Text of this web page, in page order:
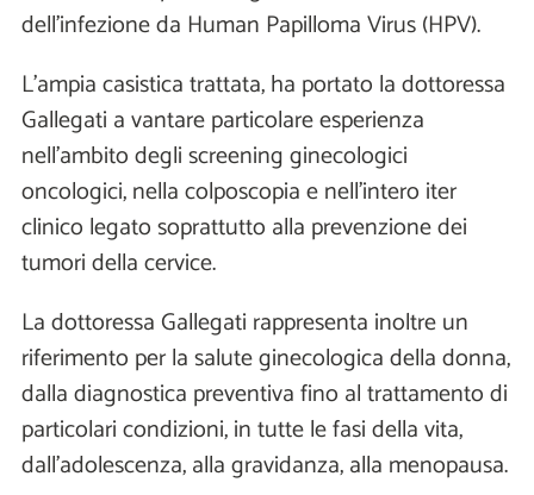
dell’infezione da Human Papilloma Virus (HPV).
L’ampia casistica trattata, ha portato la dottoressa
Gallegati a vantare particolare esperienza
nell’ambito degli screening ginecologici
oncologici, nella colposcopia e nell’intero iter
clinico legato soprattutto alla prevenzione dei
tumori della cervice.
La dottoressa Gallegati rappresenta inoltre un
riferimento per la salute ginecologica della donna,
dalla diagnostica preventiva fino al trattamento di
particolari condizioni, in tutte le fasi della vita,
dall’adolescenza, alla gravidanza, alla menopausa.